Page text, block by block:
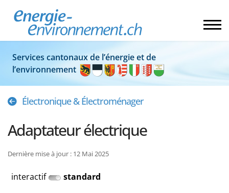
Services cantonaux de l’énergie et de
l’environnement
Électronique & Électroménager
Adaptateur électrique
Dernière mise à jour : 12 Mai 2025
interactif standard